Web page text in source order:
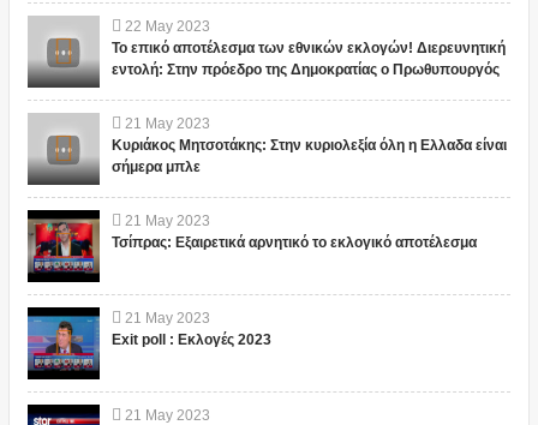
22 May 2023
Το επικό αποτέλεσμα των εθνικών εκλογών! Διερευνητική
εντολή: Στην πρόεδρο της Δημοκρατίας ο Πρωθυπουργός
21 May 2023
Κυριάκος Μητσοτάκης: Στην κυριολεξία όλη η Ελλαδα είναι
σήμερα μπλε
21 May 2023
Τσίπρας: Εξαιρετικά αρνητικό το εκλογικό αποτέλεσμα
21 May 2023
Exit poll : Εκλογές 2023
21 May 2023